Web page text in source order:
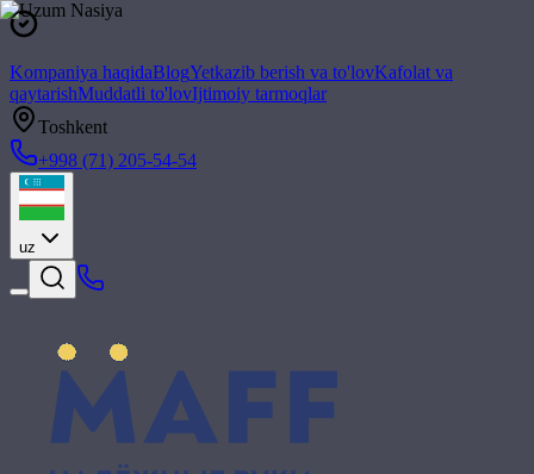
Kompaniya haqidaBlogYetkazib berish va to'lovKafolat va
qaytarishMuddatli to'lovIjtimoiy tarmoqlar
Toshkent
+998 (71) 205-54-54
uz